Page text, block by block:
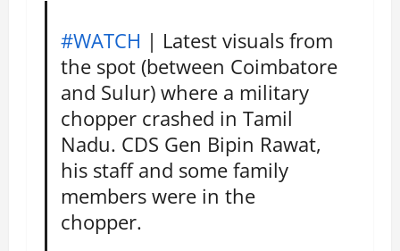
#WATCH | Latest visuals from
the spot (between Coimbatore
and Sulur) where a military
chopper crashed in Tamil
Nadu. CDS Gen Bipin Rawat,
his staff and some family
members were in the
chopper.